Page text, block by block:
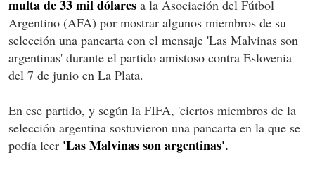
multa de 33 mil dólares a la Asociación del Fútbol
Argentino (AFA) por mostrar algunos miembros de su
selección una pancarta con el mensaje 'Las Malvinas son
argentinas' durante el partido amistoso contra Eslovenia
del 7 de junio en La Plata.
En ese partido, y según la FIFA, 'ciertos miembros de la
selección argentina sostuvieron una pancarta en la que se
podía leer 'Las Malvinas son argentinas'.